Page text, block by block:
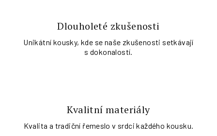
Dlouholeté zkušenosti
Unikátní kousky, kde se naše zkušenosti setkávají
s dokonalostí.
Kvalitní materiály
Kvalita a tradiční řemeslo v srdci každého kousku.